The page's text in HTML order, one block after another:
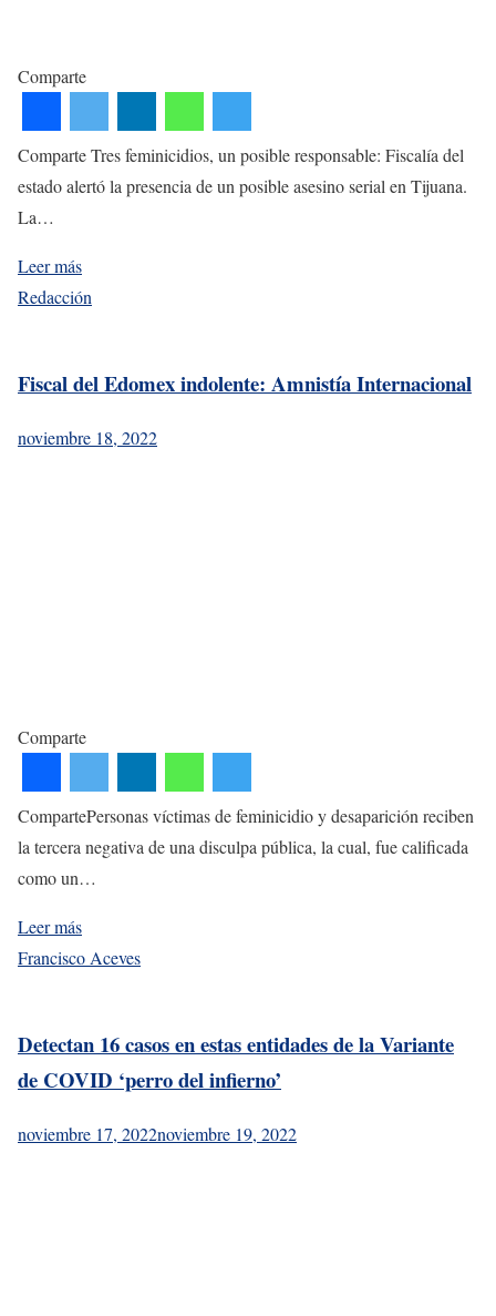
Comparte
Comparte Tres feminicidios, un posible responsable: Fiscalía del
estado alertó la presencia de un posible asesino serial en Tijuana.
La…
Leer más
Redacción
Fiscal del Edomex indolente: Amnistía Internacional
noviembre 18, 2022
Comparte
CompartePersonas víctimas de feminicidio y desaparición reciben
la tercera negativa de una disculpa pública, la cual, fue calificada
como un…
Leer más
Francisco Aceves
Detectan 16 casos en estas entidades de la Variante
de COVID ‘perro del infierno’
noviembre 17, 2022noviembre 19, 2022